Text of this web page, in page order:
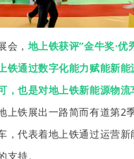
会， 地上铁获评“金牛奖·优
铁通过数字化能力赋能新
，也是对地上铁新能源物
上铁展出一路简而有道第2
，代表着地上铁通过运营
支持。